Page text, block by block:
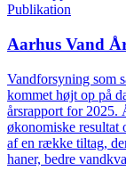
Publikation
Aarhus Vand
Vandforsyning som
kommet højt op på
årsrapport for 2025.
økonomiske resultat
af en række tiltag,
haner, bedre